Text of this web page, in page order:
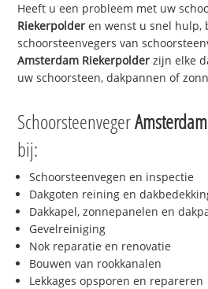
Heeft u een probleem met uw
Riekerpolder en wenst u snel hulp,
schoorsteenvegers van
Amsterdam Riekerpolder zijn elke
uw schoorsteen, dakpannen of
Schoorsteenveger
bij:
Schoorsteenvegen en inspectie
Dakgoten reining en
Dakkapel, zonnepanelen en
Gevelreiniging
Nok reparatie en renovatie
Bouwen van rookkanalen
Lekkages opsporen en repareren